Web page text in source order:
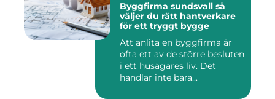
Byggfirma sundsvall så
väljer du rätt hantverkare
för ett tryggt bygge
Att anlita en byggfirma är
ofta ett av de större besluten
i ett husägares liv. Det
handlar inte bara...